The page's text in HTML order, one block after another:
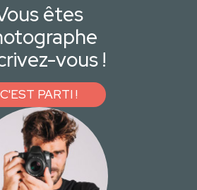
êtes
vous !
C'EST PARTI !